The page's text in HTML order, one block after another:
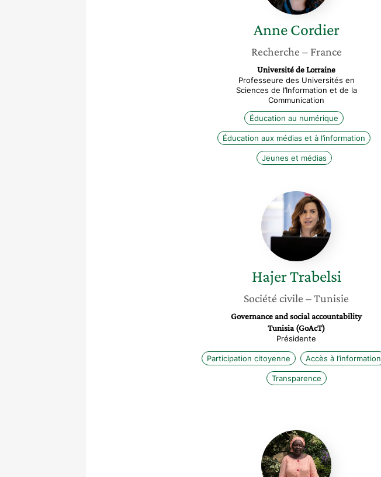
Anne Cordier
Recherche – France
Université de Lorraine
Professeure des Universités en
Sciences de l’Information et de la
Communication
Éducation au numérique
Éducation aux médias et à l’information
Jeunes et médias
Hajer
Trabelsi
HajerTrabelsi
Société civile – Tunisie
Governance and social accountability
Tunisia (GoAcT)
Présidente
Participation citoyenne Accès à l’information
Transparence
Aissa
Doumara
Ngatansou
M.